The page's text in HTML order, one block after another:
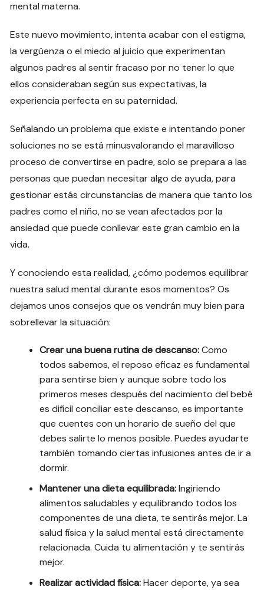
mental materna.
Este nuevo movimiento, intenta acabar con el estigma,
la vergüenza o el miedo al juicio que experimentan
algunos padres al sentir fracaso por no tener lo que
ellos consideraban según sus expectativas, la
experiencia perfecta en su paternidad.
Señalando un problema que existe e intentando poner
soluciones no se está minusvalorando el maravilloso
proceso de convertirse en padre, solo se prepara a las
personas que puedan necesitar algo de ayuda, para
gestionar estás circunstancias de manera que tanto los
padres como el niño, no se vean afectados por la
ansiedad que puede conllevar este gran cambio en la
vida.
Y conociendo esta realidad, ¿cómo podemos equilibrar
nuestra salud mental durante esos momentos? Os
dejamos unos consejos que os vendrán muy bien para
sobrellevar la situación:
Crear una buena rutina de descanso:Como
todos sabemos, el reposo eficaz es fundamental
para sentirse bien y aunque sobre todo los
primeros meses después del nacimiento del bebé
es difícil conciliar este descanso, es importante
que cuentes con un horario de sueño del que
debes salirte lo menos posible. Puedes ayudarte
también tomando ciertas infusiones antes de ir a
dormir.
Mantener una dieta equilibrada:Ingiriendo
alimentos saludables y equilibrando todos los
componentes de una dieta, te sentirás mejor. La
salud física y la salud mental está directamente
relacionada. Cuida tu alimentación y te sentirás
mejor.
Realizar actividad física:Hacer deporte, ya sea